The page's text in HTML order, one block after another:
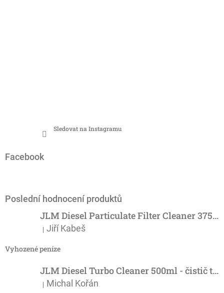
Sledovat na Instagramu
Facebook
Poslední hodnocení produktů
JLM Diesel Particulate Filter Cleaner 375ml - účinný čistič DPF
Hodnocení produktu je 5 z 5 hvězdiček.
| Jiří Kabeš
Vyhozené peníze
JLM Diesel Turbo Cleaner 500ml - čistič turba
Hodnocení produktu je 5 z 5 hvězdiček.
| Michal Kořán